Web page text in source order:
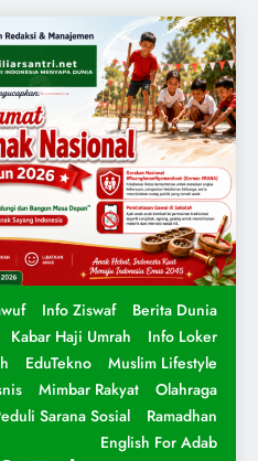
Info Ziswaf
Berita Dunia
Kabar Haji Umrah
Info Loker
EduTekno
Muslim Lifestyle
Mimbar Rakyat
Olahraga
Sarana Sosial
Ramadhan
English For Adab